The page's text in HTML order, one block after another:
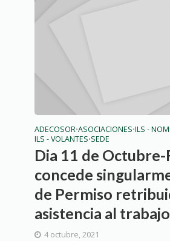
ADECOSOR•ASOCIACIONES•ILS -
ILS - VOLANTES•SEDE
Dia 11 de Octubre-
concede
de Permiso
asistencia al trabajo
4 octubre, 2021